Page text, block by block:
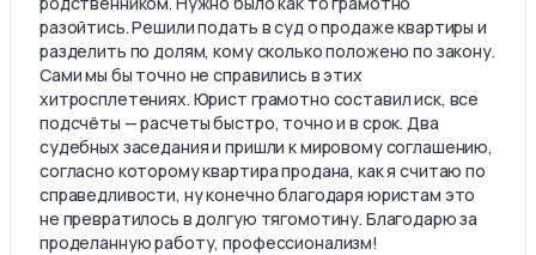
разойтись. Решили подать в суд о продаже квартиры и
разделить по долям, кому сколько положено по закону.
Сами мы бы точно не справились в этих
хитросплетениях. Юрист грамотно составил иск, все
подсчёты — расчеты быстро, точно и в срок. Два
судебных заседания и пришли к мировому соглашению,
согласно которому квартира продана, как я считаю по
справедливости, ну конечно благодаря юристам это
не превратилось в долгую тягомотину. Благодарю за
проделанную работу, профессионализм!